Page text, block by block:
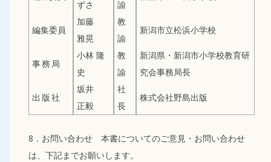
ずさ
諭
編集委員
加藤
雅晃
教
諭
新潟市立松浜小学校
事 務 局
小林 隆
史
教
諭
新潟県・新潟市小学校教育研
究会事務局長
出 版 社
坂井
正毅
社
長
株式会社野島出版
8．お問い合わせ 本書についてのご意見・お問い合わせ
は、下記までお願いします。